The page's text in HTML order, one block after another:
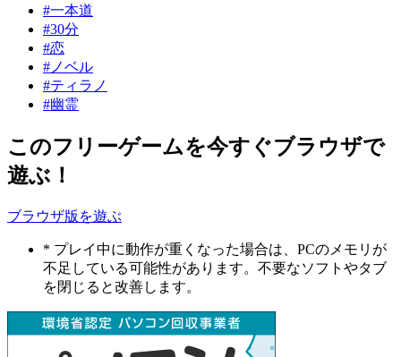
#一本道
#30分
#恋
#ノベル
#ティラノ
#幽霊
このフリーゲームを今すぐブラウザで
遊ぶ！
ブラウザ版を遊ぶ
* プレイ中に動作が重くなった場合は、PCのメモリが
不足している可能性があります。不要なソフトやタブ
を閉じると改善します。